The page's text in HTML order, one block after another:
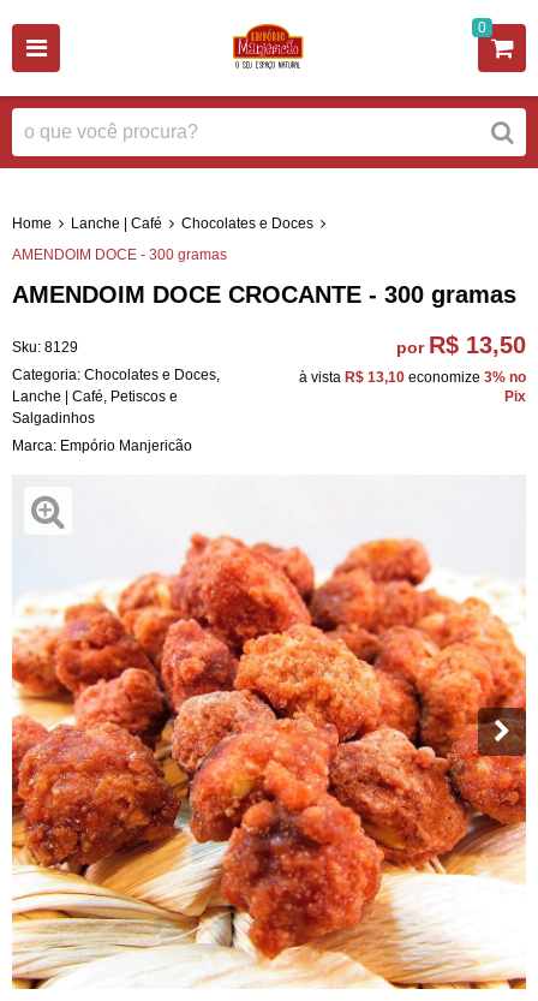
0
Home Lanche | Café
Chocolates e Doces
AMENDOIM DOCE - 300 gramas
AMENDOIM DOCE CROCANTE - 300 gramas
Sku: 8129
Categoria: Chocolates e Doces
Lanche | Café Petiscos e
Salgadinhos
Marca: Empório Manjericão
por R$ 13,50
à vista R$ 13,10 economize 3% no
Pix